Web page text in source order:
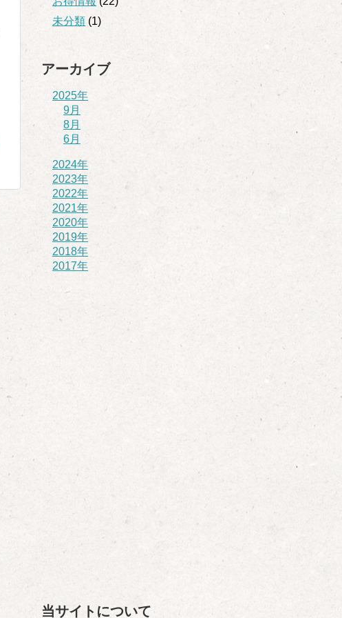
未分類 (1)
アーカイブ
2025年
9月
8月
6月
2024年
2023年
2022年
2021年
2020年
2019年
2018年
2017年
当サイトについて